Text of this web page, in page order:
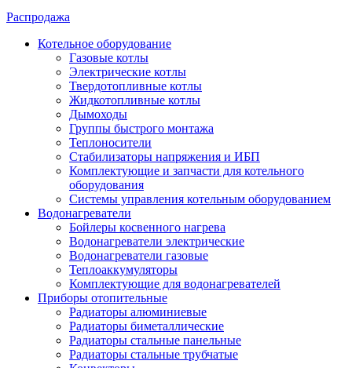
Распродажа
Котельное оборудование
Газовые котлы
Электрические котлы
Твердотопливные котлы
Жидкотопливные котлы
Дымоходы
Группы быстрого монтажа
Теплоносители
Стабилизаторы напряжения и ИБП
Комплектующие и запчасти для котельного
оборудования
Системы управления котельным оборудованием
Водонагреватели
Бойлеры косвенного нагрева
Водонагреватели электрические
Водонагреватели газовые
Теплоаккумуляторы
Комплектующие для водонагревателей
Приборы отопительные
Радиаторы алюминиевые
Радиаторы биметаллические
Радиаторы стальные панельные
Радиаторы стальные трубчатые